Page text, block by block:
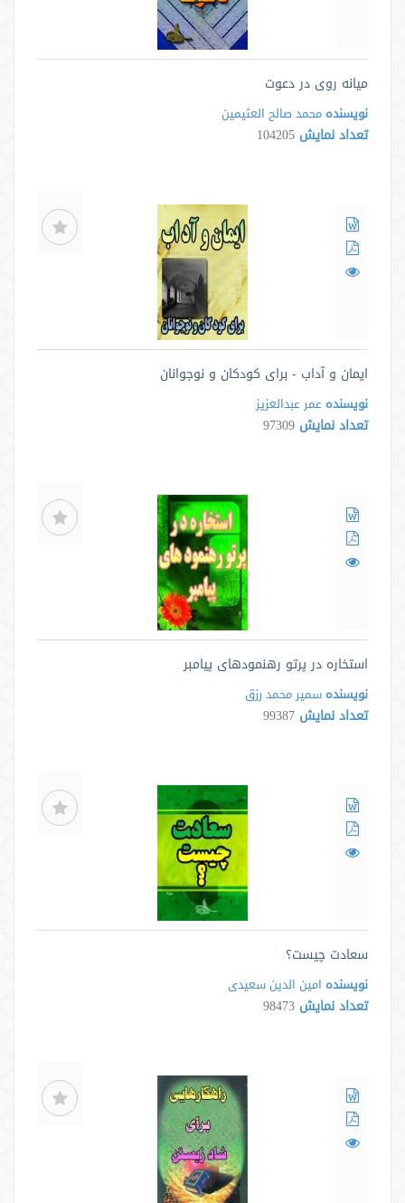
میانه روی در دعوت
نویسنده محمد صالح العثیمین
تعداد نمایش 104205
ایمان و آداب - برای کودکان و نوجوانان
نویسنده عمر عبدالعزیز
تعداد نمایش 97309
استخاره در پرتو رهنمودهای پیامبر
نویسنده سمیر محمد رزق
تعداد نمایش 99387
سعادت چیست؟
نویسنده امین الدین سعیدی
تعداد نمایش 98473